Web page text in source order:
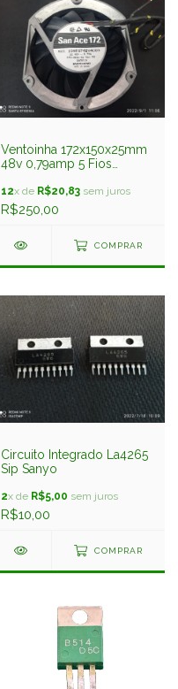
Ventoinha 172x150x25mm
48v 0,79amp 5 Fios
Sanyo
12x de R$20,83 sem juros
R$250,00
COMPRAR
Circuito Integrado La4265
Sip Sanyo
2x de R$5,00 sem juros
R$10,00
COMPRAR